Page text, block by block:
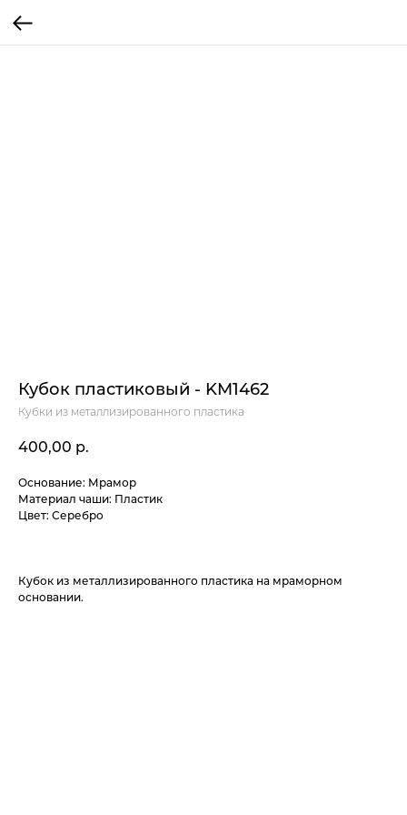
Кубок пластиковый - KM1462
Кубки из металлизированного пластика
400,00 р.
Основание: Мрамор
Материал чаши: Пластик
Цвет: Серебро
Кубок из металлизированного пластика на мраморном
основании.